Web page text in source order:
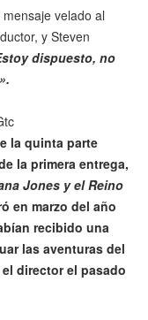
velado al
y Steven
dispuesto, no
la quinta parte
la primera entrega,
Jones y el Reino
en marzo del año
recibido una
las aventuras del
director el pasado